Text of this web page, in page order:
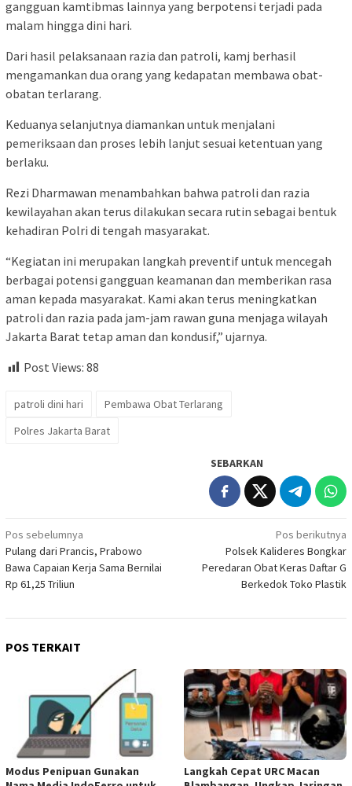
gangguan kamtibmas lainnya yang berpotensi terjadi pada
malam hingga dini hari.
Dari hasil pelaksanaan razia dan patroli, kamj berhasil
mengamankan dua orang yang kedapatan membawa obat-
obatan terlarang.
Keduanya selanjutnya diamankan untuk menjalani
pemeriksaan dan proses lebih lanjut sesuai ketentuan yang
berlaku.
Rezi Dharmawan menambahkan bahwa patroli dan razia
kewilayahan akan terus dilakukan secara rutin sebagai bentuk
kehadiran Polri di tengah masyarakat.
“Kegiatan ini merupakan langkah preventif untuk mencegah
berbagai potensi gangguan keamanan dan memberikan rasa
aman kepada masyarakat. Kami akan terus meningkatkan
patroli dan razia pada jam-jam rawan guna menjaga wilayah
Jakarta Barat tetap aman dan kondusif,” ujarnya.
Post Views: 88
patroli dini hari
Pembawa Obat Terlarang
Polres Jakarta Barat
SEBARKAN
Navigasi
pos
Pos sebelumnya
Pulang dari Prancis, Prabowo
Bawa Capaian Kerja Sama Bernilai
Rp 61,25 Triliun
Pos berikutnya
Polsek Kalideres Bongkar
Peredaran Obat Keras Daftar G
Berkedok Toko Plastik
POS TERKAIT
Modus Penipuan Gunakan
Langkah Cepat URC Macan